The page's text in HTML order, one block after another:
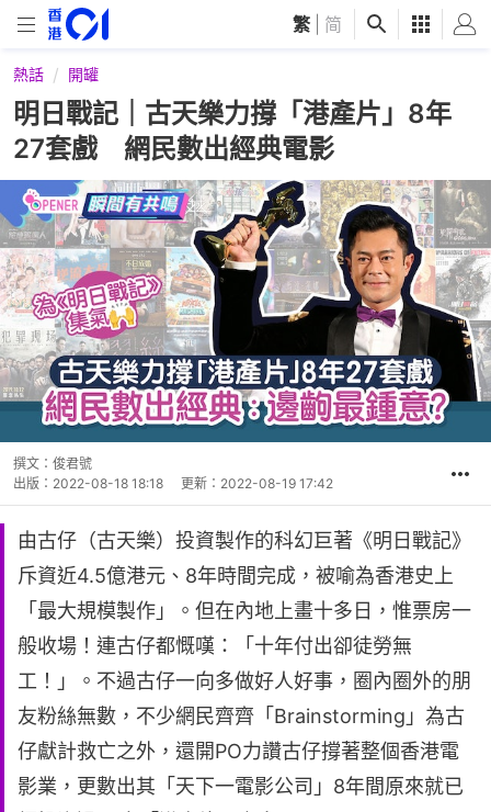
繁 简
熱話 開罐
明日戰記｜古天樂力撐「港產片」8年
27套戲 網民數出經典電影
撰文： 俊君號
出版： 2022-08-18 18:18 更新： 2022-08-19 17:42
由古仔（古天樂）投資製作的科幻巨著《明日戰記》
斥資近4.5億港元、8年時間完成，被喻為香港史上
「最大規模製作」。但在內地上畫十多日，惟票房一
般收場！連古仔都慨嘆：「十年付出卻徒勞無
工！」。不過古仔一向多做好人好事，圈內圈外的朋
友粉絲無數，不少網民齊齊「Brainstorming」為古
仔獻計救亡之外，還開PO力讚古仔撐著整個香港電
影業，更數出其「天下一電影公司」8年間原來就已